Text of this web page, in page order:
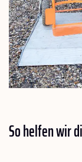
So helfen wir